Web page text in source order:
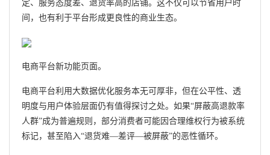
定、服务态度差、退货率高的店铺。这不仅可以节省用户时
间，也有利于平台形成更良性的商业生态。
电商平台新功能页面。
电商平台利用大数据优化服务本无可厚非，但在公平性、透
明度与用户体验层面仍有值得探讨之处。如果“屏蔽高退款率
人群”成为普遍规则，部分消费者可能因合理维权行为被系统
标记，甚至陷入“退货难—差评—被屏蔽”的恶性循环。